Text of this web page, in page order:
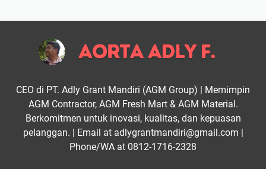
CEO di PT. Adly Grant Mandiri (AGM Group) | Memimpin
AGM Contractor, AGM Fresh Mart & AGM Material.
Berkomitmen untuk inovasi, kualitas, dan kepuasan
pelanggan. | Email at adlygrantmandiri@gmail.com |
Phone/WA at 0812-1716-2328